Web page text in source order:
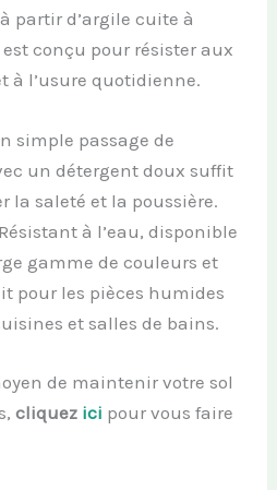
partir d’argile cuite à
conçu pour résister aux
à l’usure quotidienne.
simple passage de
un détergent doux suffit
la saleté et la poussière.
à l’eau, disponible
gamme de couleurs et
pour les pièces humides
et salles de bains.
de maintenir votre sol
cliquez ici pour vous faire